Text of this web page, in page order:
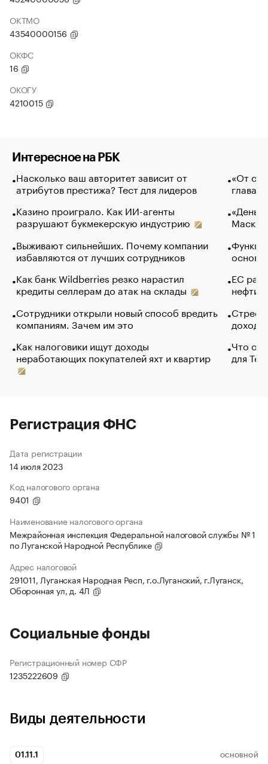
ОКТМО
43540000156
ОКФС
16
ОКОГУ
4210015
Интересное на РБК
Насколько ваш авторитет зависит от
атрибутов престижа? Тест для лидеров
Казино проиграло. Как ИИ-агенты
разрушают букмекерскую индустрию
Выживают сильнейших. Почему компании
избавляются от лучших сотрудников
Как банк Wildberries резко нарастил
кредиты селлерам до атак на склады
Сотрудники открыли новый способ вредить
компаниям. Зачем им это
Как налоговики ищут доходы
неработающих покупателей яхт и квартир
«От
глава
Маск в
основ
ЕС
нефти
Что
для
Регистрация ФНС
Дата регистрации
14 июля 2023
Код налогового органа
9401
Наименование налогового органа
Межрайонная инспекция Федеральной налоговой службы № 1
по Луганской Народной Республике
Адрес налоговой
291011, Луганская Народная Респ, г.о.Луганский, г.Луганск,
Оборонная ул, д. 4Л
Социальные фонды
Регистрационный номер СФР
1235222609
Виды деятельности
01.11.1 ОСНОВНОЙ